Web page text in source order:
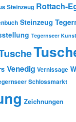
Steinzeug Rottach-
Steinzeug
Tegernseer
Venedig Vernissage
Schlossmarkt
Zeichnungen